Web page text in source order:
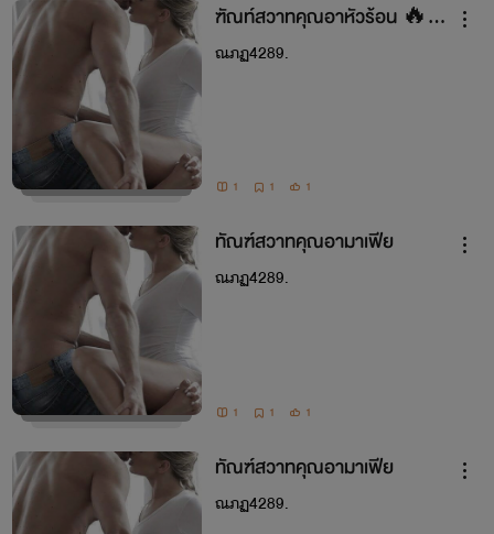
ฑัณท์สวาทคุณอาหัวร้อน 🔥
💦
ณภฏ4289.
1 1 1
ทัณฑ์สวาทคุณอามาเฟีย
ณภฏ4289.
1 1 1
ทัณฑ์สวาทคุณอามาเฟีย
ณภฏ4289.